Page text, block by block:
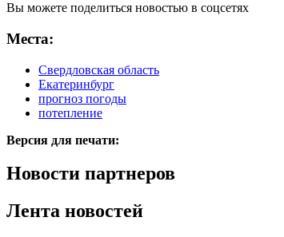
Вы можете поделиться новостью в соцсетях
Места:
Свердловская область
Екатеринбург
прогноз погоды
потепление
Версия для печати:
Новости партнеров
Лента новостей